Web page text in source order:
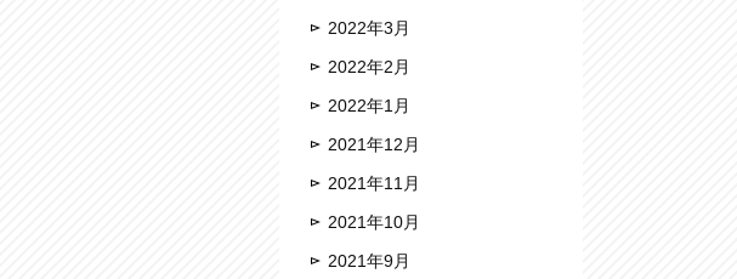
2022年3月
2022年2月
2022年1月
2021年12月
2021年11月
2021年10月
2021年9月